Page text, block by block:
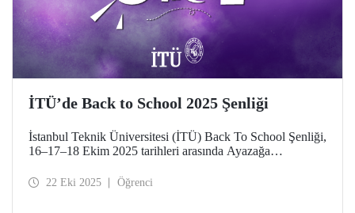
İTÜ’de Back to School 2025 Şenliği
İstanbul Teknik Üniversitesi (İTÜ) Back To School Şenliği,
16–17–18 Ekim 2025 tarihleri arasında Ayazağa
etkinlikler ve konserlerle şenlik coşkusunu doyasıya yaşadı.
22 Eki 2025 Öğrenci